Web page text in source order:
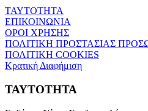
ΤΑΥΤΟΤΗΤΑ
ΕΠΙΚΟΙΝΩΝΙΑ
ΟΡΟΙ ΧΡΗΣΗΣ
ΠΟΛΙΤΙΚΗ ΠΡΟΣΤΑΣΙΑΣ
ΠΟΛΙΤΙΚΗ COOKIES
Κρατική Διαφήμιση
ΤΑΥΤΟΤΗΤΑ